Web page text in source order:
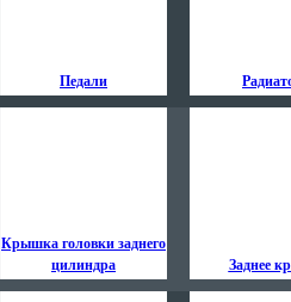
Педали
Крышка головки заднего
цилиндра
Заднее